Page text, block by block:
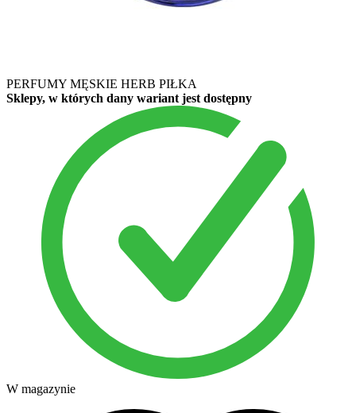
PERFUMY MĘSKIE HERB PIŁKA
Sklepy, w których dany wariant jest dostępny
W magazynie